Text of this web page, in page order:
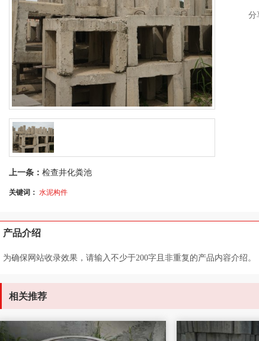
分
上一条： 检查井化粪池
关键词： 水泥构件
产品介绍
为确保网站收录效果，请输入不少于200字且非重复的产品内容介绍。
相关推荐